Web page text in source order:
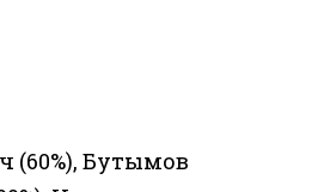
Бутымов